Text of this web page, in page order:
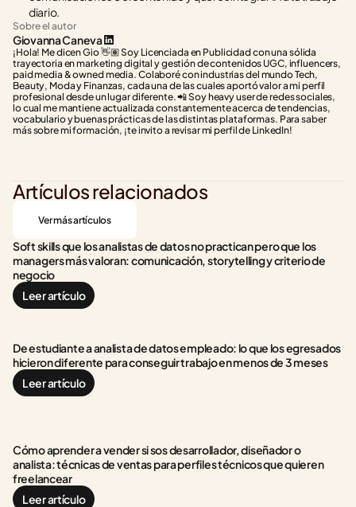
diario.
Sobre el autor
Giovanna Caneva
¡Hola! Me dicen Gio 👋🏽 Soy Licenciada en Publicidad con una sólida
trayectoria en marketing digital y gestión de contenidos UGC, influencers,
paid media & owned media. Colaboré con industrias del mundo Tech,
Beauty, Moda y Finanzas, cada una de las cuales aportó valor a mi perfil
profesional desde un lugar diferente. 📲 Soy heavy user de redes sociales,
lo cual me mantiene actualizada constantemente acerca de tendencias,
vocabulario y buenas prácticas de las distintas plataformas. Para saber
más sobre mi formación, ¡te invito a revisar mi perfil de LinkedIn!
Artículos relacionados
Ver más artículos
Soft skills que los analistas de datos no practican pero que los
managers más valoran: comunicación, storytelling y criterio de
negocio
Leer artículo
De estudiante a analista de datos empleado: lo que los egresados
hicieron diferente para conseguir trabajo en menos de 3 meses
Leer artículo
Cómo aprender a vender si sos desarrollador, diseñador o
analista: técnicas de ventas para perfiles técnicos que quieren
freelancear
Leer artículo